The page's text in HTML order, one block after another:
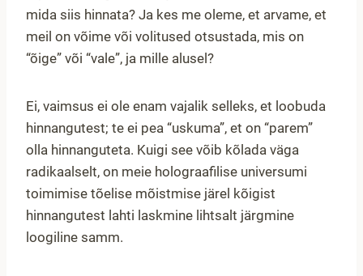
mida siis hinnata? Ja kes me oleme, et arvame, et
meil on võime või volitused otsustada, mis on
“õige” või “vale”, ja mille alusel?
Ei, vaimsus ei ole enam vajalik selleks, et loobuda
hinnangutest; te ei pea “uskuma”, et on “parem”
olla hinnanguteta. Kuigi see võib kõlada väga
radikaalselt, on meie holograafilise universumi
toimimise tõelise mõistmise järel kõigist
hinnangutest lahti laskmine lihtsalt järgmine
loogiline samm.